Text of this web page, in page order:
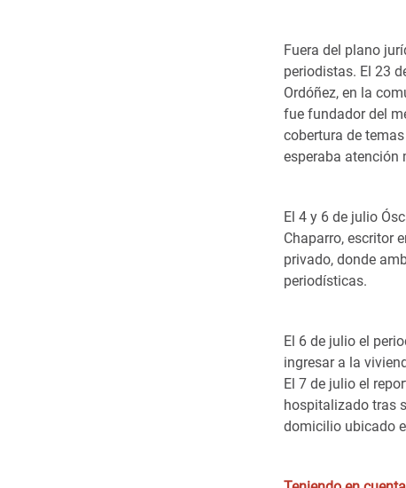
Fuera del plano
periodistas. El 23
Ordóñez, en la
fue fundador del
cobertura de
esperaba atención
El 4 y 6 de julio
Chaparro, escritor
privado, donde
periodísticas.
El 6 de julio el
ingresar a la
El 7 de julio el
hospitalizado tras
domicilio ubicado